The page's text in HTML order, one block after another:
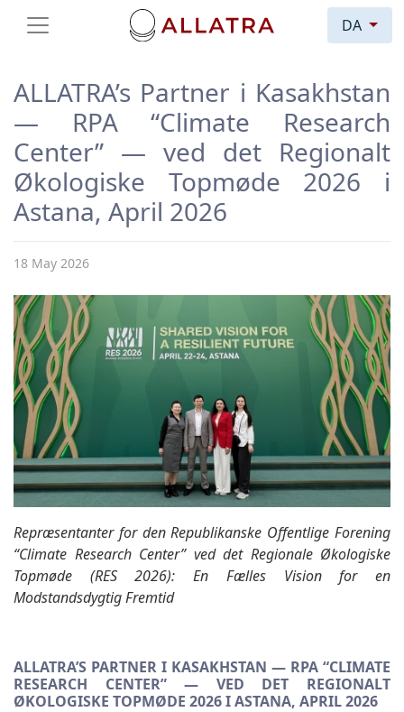
DA
ALLATRA’s Partner i Kasakhstan
— RPA “Climate Research
Center” — ved det Regionalt
Økologiske Topmøde 2026 i
Astana, April 2026
18 May 2026
Repræsentanter for den Republikanske Offentlige Forening
“Climate Research Center” ved det Regionale Økologiske
Topmøde (RES 2026): En Fælles Vision for en
Modstandsdygtig Fremtid
ALLATRA’S PARTNER I KASAKHSTAN — RPA “CLIMATE
RESEARCH CENTER” — VED DET REGIONALT
ØKOLOGISKE TOPMØDE 2026 I ASTANA, APRIL 2026